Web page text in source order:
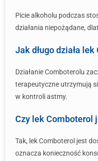
Picie alkoholu podczas
działania niepożądane,
Jak długo działa
Działanie Comboterolu
terapeutyczne utrzymują
w kontroli astmy.
Czy lek Comboterol
Tak, lek Comboterol jest
oznacza konieczność